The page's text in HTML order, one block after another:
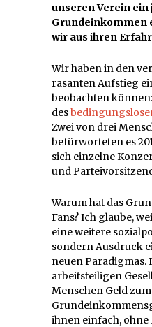
unseren Verein ein
Grundeinkommen
wir aus ihren
Wir haben in den
rasanten Aufstieg
beobachten
des
Zwei von drei
befürworteten es
sich einzelne
und
Warum hat das
Fans? Ich glaube,
eine weitere
sondern Ausdruck
neuen Paradigmas.
arbeitsteiligen
Menschen Geld
ihnen einfach,